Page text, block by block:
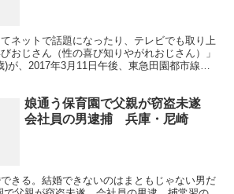
ネットで話題になったり、テレビでも取り上
おじさん（性の喜び知りやがれおじさん）」
)が、2017年3月11日午後、東急田園都市線の
娘通う保育園で父親が窃盗未遂
会社員の男逮捕 兵庫・尼崎
できる。結婚できないのはまともじゃない男だ